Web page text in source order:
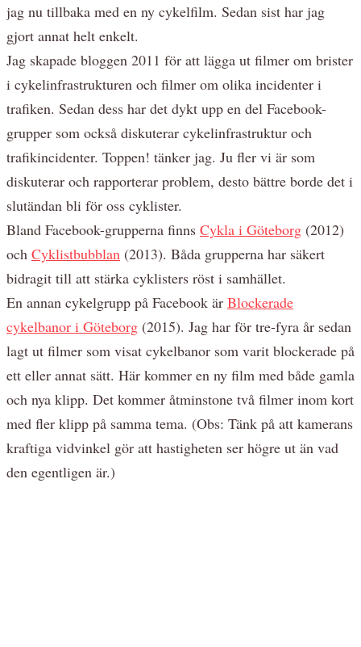
jag nu tillbaka med en ny cykelfilm. Sedan sist har jag
gjort annat helt enkelt.
Jag skapade bloggen 2011 för att lägga ut filmer om brister
i cykelinfrastrukturen och filmer om olika incidenter i
trafiken. Sedan dess har det dykt upp en del Facebook-
grupper som också diskuterar cykelinfrastruktur och
trafikincidenter. Toppen! tänker jag. Ju fler vi är som
diskuterar och rapporterar problem, desto bättre borde det i
slutändan bli för oss cyklister.
Bland Facebook-grupperna finns Cykla i Göteborg (2012)
och Cyklistbubblan (2013). Båda grupperna har säkert
bidragit till att stärka cyklisters röst i samhället.
En annan cykelgrupp på Facebook är Blockerade
cykelbanor i Göteborg (2015). Jag har för tre-fyra år sedan
lagt ut filmer som visat cykelbanor som varit blockerade på
ett eller annat sätt. Här kommer en ny film med både gamla
och nya klipp. Det kommer åtminstone två filmer inom kort
med fler klipp på samma tema. (Obs: Tänk på att kamerans
kraftiga vidvinkel gör att hastigheten ser högre ut än vad
den egentligen är.)